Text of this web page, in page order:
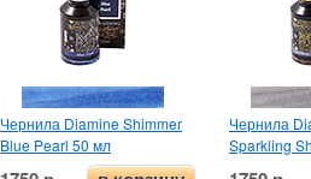
Чернила Diamine Shimmer
Blue Pearl 50 мл
Чернила
Sparkling